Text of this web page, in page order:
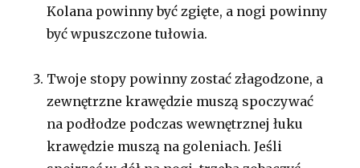
Kolana powinny być zgięte, a nogi powinny
być wpuszczone tułowia.
Twoje stopy powinny zostać złagodzone, a
zewnętrzne krawędzie muszą spoczywać
na podłodze podczas wewnętrznej łuku
krawędzie muszą na goleniach. Jeśli